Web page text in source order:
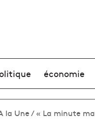
de menuéconomie
la Une/« La minute